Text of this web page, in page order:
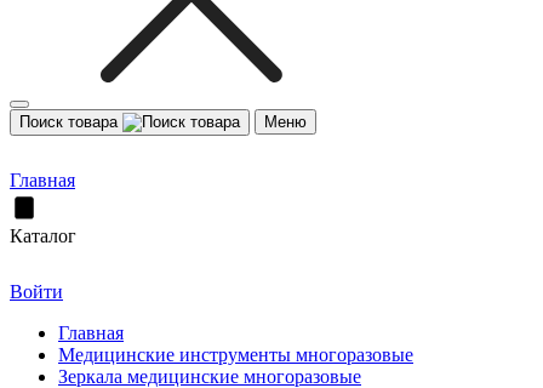
Поиск товара Меню
Главная
Каталог
Войти
Главная
Медицинские инструменты многоразовые
Зеркала медицинские многоразовые